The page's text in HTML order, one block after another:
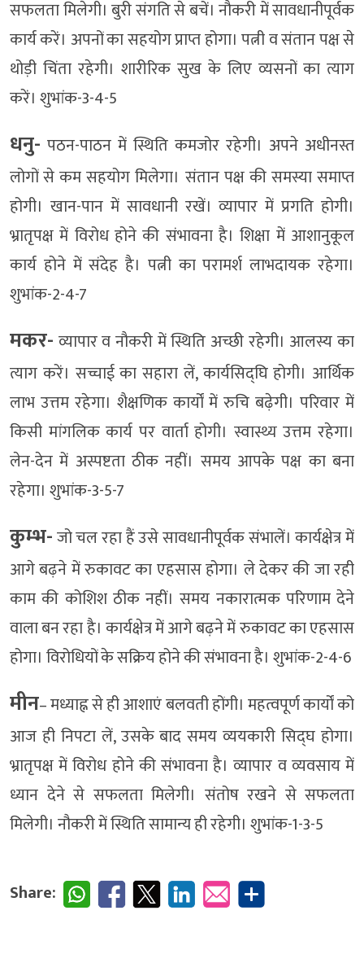
सफलता मिलेगी। बुरी संगति से बचें। नौकरी में सावधानीपूर्वक
कार्य करें। अपनों का सहयोग प्राप्त होगा। पत्नी व संतान पक्ष से
थोड़ी चिंता रहेगी। शारीरिक सुख के लिए व्यसनों का त्याग
करें। शुभांक-3-4-5
धनु- पठन-पाठन में स्थिति कमजोर रहेगी। अपने अधीनस्त
लोगों से कम सहयोग मिलेगा। संतान पक्ष की समस्या समाप्त
होगी। खान-पान में सावधानी रखें। व्यापार में प्रगति होगी।
भ्रातृपक्ष में विरोध होने की संभावना है। शिक्षा में आशानुकूल
कार्य होने में संदेह है। पत्नी का परामर्श लाभदायक रहेगा।
शुभांक-2-4-7
मकर- व्यापार व नौकरी में स्थिति अच्छी रहेगी। आलस्य का
त्याग करें। सच्चाई का सहारा लें, कार्यसिद्घि होगी। आर्थिक
लाभ उत्तम रहेगा। शैक्षणिक कार्यों में रुचि बढ़ेगी। परिवार में
किसी मांगलिक कार्य पर वार्ता होगी। स्वास्थ्य उत्तम रहेगा।
लेन-देन में अस्पष्टता ठीक नहीं। समय आपके पक्ष का बना
रहेगा। शुभांक-3-5-7
कुम्भ-जो चल रहा हैं उसे सावधानीपूर्वक संभालें। कार्यक्षेत्र में
आगे बढ़ने में रुकावट का एहसास होगा। ले देकर की जा रही
काम की कोशिश ठीक नहीं। समय नकारात्मक परिणाम देने
वाला बन रहा है। कार्यक्षेत्र में आगे बढ़ने में रुकावट का एहसास
होगा। विरोधियों के सक्रिय होने की संभावना है। शुभांक-2-4-6
मीन– मध्याह्न से ही आशाएं बलवती होंगी। महत्वपूर्ण कार्यों को
आज ही निपटा लें, उसके बाद समय व्ययकारी सिद्घ होगा।
भ्रातृपक्ष में विरोध होने की संभावना है। व्यापार व व्यवसाय में
ध्यान देने से सफलता मिलेगी। संतोष रखने से सफलता
मिलेगी। नौकरी में स्थिति सामान्य ही रहेगी। शुभांक-1-3-5
Share: